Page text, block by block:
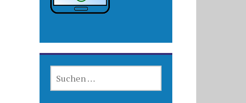
NACH: